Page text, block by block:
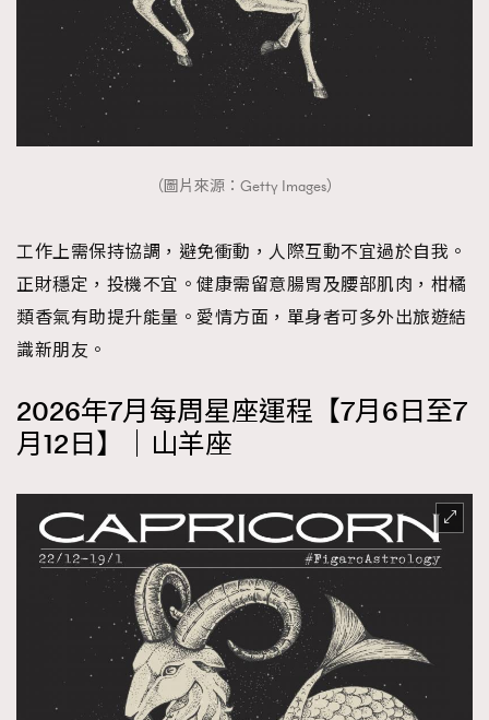
（圖片來源：Getty Images）
工作上需保持協調，避免衝動，人際互動不宜過於自我。
正財穩定，投機不宜。健康需留意腸胃及腰部肌肉，柑橘
類香氣有助提升能量。愛情方面，單身者可多外出旅遊結
識新朋友。
2026年7月每周星座運程【7月6日至7
月12日】｜山羊座